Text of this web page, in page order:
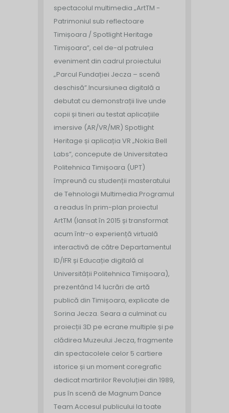
spectacolul multimedia „ArtTM -
Patrimoniul sub reflectoare
Timișoara / Spotlight Heritage
Timișoara”, cel de-al patrulea
eveniment din cadrul proiectului
„Parcul Fundației Jecza – scenă
deschisă”.Incursiunea digitală a
debutat cu demonstrații live unde
copii și tineri au testat aplicațiile
imersive (AR/VR/MR) Spotlight
Heritage și aplicația VR „Nokia Bell
Labs”, concepute de Universitatea
Politehnica Timișoara (UPT)
împreună cu studenții masteratului
de Tehnologii Multimedia.Programul
a readus în prim-plan proiectul
ArtTM (lansat în 2015 și transformat
acum într-o experiență virtuală
interactivă de către Departamentul
ID/IFR și Educație digitală al
Universității Politehnica Timișoara),
prezentând 14 lucrări de artă
publică din Timișoara, explicate de
Sorina Jecza. Seara a culminat cu
proiecții 3D pe ecrane multiple și pe
clădirea Muzeului Jecza, fragmente
din spectacolele celor 5 cartiere
istorice și un moment coregrafic
dedicat martirilor Revoluției din 1989,
pus în scenă de Magnum Dance
Team.Accesul publicului la toate